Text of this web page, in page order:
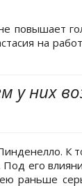
повышает
на
у них
К
его
раньше